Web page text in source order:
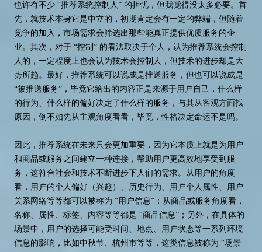
也许有不少 “推荐系统控制人” 的担忧，但我觉得没太多必要。首
先，就技术本身它是中立的，初期肯定会有一定的弊端，但随着
竞争的加入，市场需求会筛选出那些能真正提供优质服务的企
业。其次，对于 “控制” 的看法取决于个人，认为推荐系统会控制
人的，一定程度上也会认为技术会控制人，但技术的进步却是大
势所趋。最好，推荐系统可以说成是推送服务，但也可以说成是
“被推送服务”，毕竟它给出的内容正是来源于用户自己，什么样
的行为、什么样的偏好决定了什么样的服务，与其从客观方面找
原因，倒不如先从主观角度看看，毕竟，性格决定命运不是吗。
因此，推荐系统在未来只会更加重要，因为它本质上就是为用户
和商品或服务之间建立一种连接，帮助用户更高效地享受到服
务，这符合社会和技术不断进步下人们的需求。从用户的角度
看，用户的个人偏好（兴趣）、历史行为、用户个人属性、用户
关系网络等等都可以被称为 “用户信息”；从商品或服务角度看，
名称、属性、标签、内容等等都是 “商品信息”；另外，在具体的
场景中，用户的选择可能受时间、地点、用户状态等一系列环境
信息的影响，比如中秋节、杭州市等等，这类信息被称为 “场景